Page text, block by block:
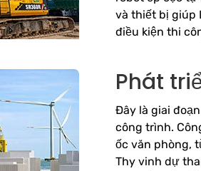
và thiết bị giúp
điều kiện thi
Phát
Đây là giai
công trình.
ốc văn phòng,
Thy vinh dự